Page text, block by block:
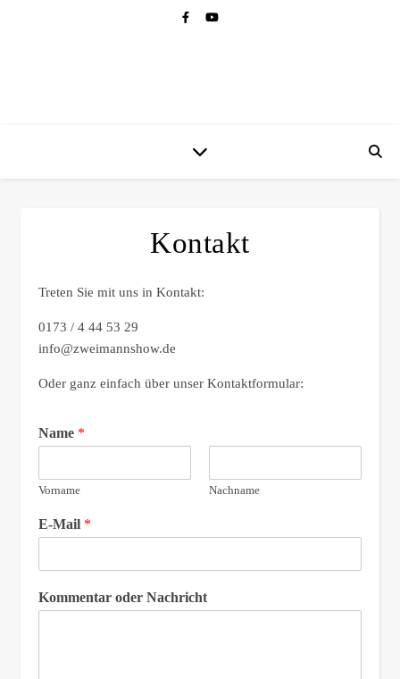
Kontakt
Treten Sie mit uns in Kontakt:
0173 / 4 44 53 29
info@zweimannshow.de
Oder ganz einfach über unser Kontaktformular:
Name *
Vorname Nachname
E-Mail *
Kommentar oder Nachricht